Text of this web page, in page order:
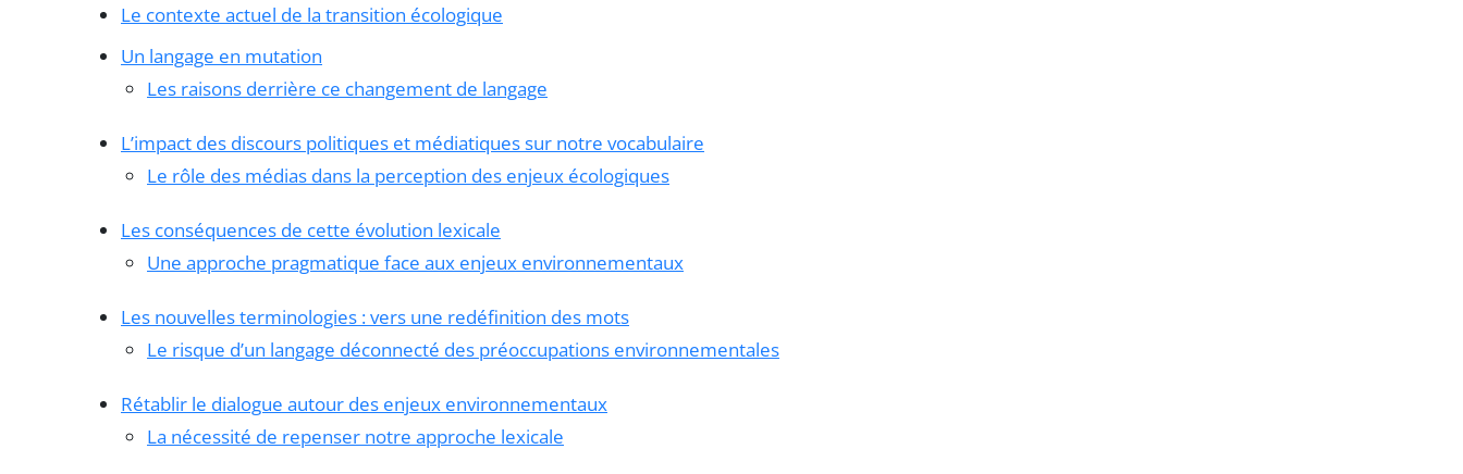
Le contexte actuel de la transition écologique
Un langage en mutation
Les raisons derrière ce changement de langage
L’impact des discours politiques et médiatiques sur notre vocabulaire
Le rôle des médias dans la perception des enjeux écologiques
Les conséquences de cette évolution lexicale
Une approche pragmatique face aux enjeux environnementaux
Les nouvelles terminologies : vers une redéfinition des mots
Le risque d’un langage déconnecté des préoccupations environnementales
Rétablir le dialogue autour des enjeux environnementaux
La nécessité de repenser notre approche lexicale